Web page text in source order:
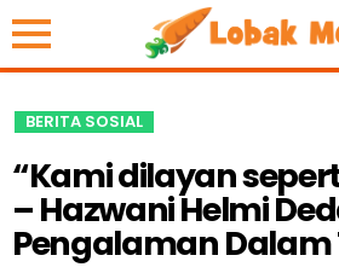
BERITA SOSIAL
“Kami dilayan
– Hazwani Helmi
Pengalaman